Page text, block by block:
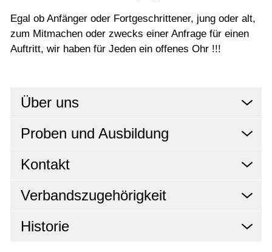
Egal ob Anfänger oder Fortgeschrittener, jung oder alt,
zum Mitmachen oder zwecks einer Anfrage für einen
Auftritt, wir haben für Jeden ein offenes Ohr !!!
Über uns
Proben und Ausbildung
Kontakt
Verbandszugehörigkeit
Historie